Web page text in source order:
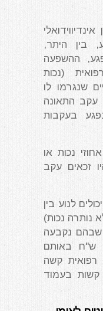
בין היתר,
ההשפעה
(נכות
שנגרמו לו
עקב התאונה
בעקבות
נכות או
זכאים עקב
לנוע בין
נותרה נכות)
נקבעה
ש"ח באותם
קשה
קשות בעמוד